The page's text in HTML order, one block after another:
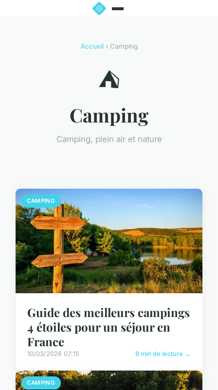
Accueil› Camping
⛺
Camping
Camping, plein air et nature
CAMPING
Guide des meilleurs campings
4 étoiles pour un séjour en
France
10/03/2026 07:15 8 min de lecture →
CAMPING